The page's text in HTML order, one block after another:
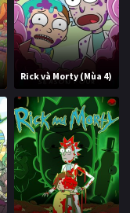
Rick và Morty (Mùa 4)